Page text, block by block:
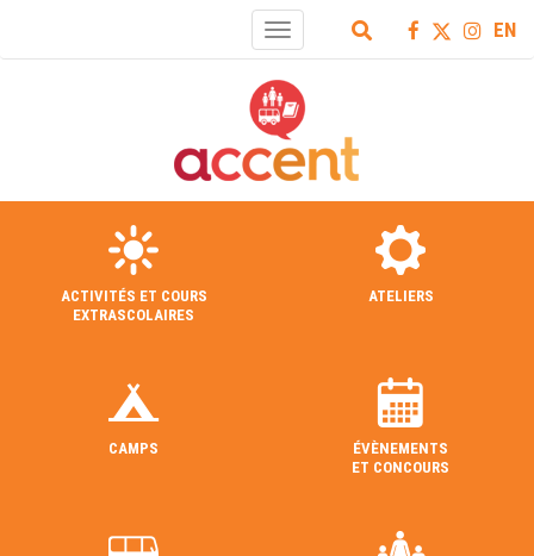
EN
Toggle
navigation
ACTIVITÉS ET COURS
EXTRASCOLAIRES
ATELIERS
CAMPS
ÉVÈNEMENTS
ET CONCOURS